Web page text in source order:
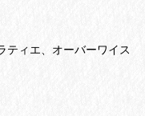
ティエ、オーバーワイス